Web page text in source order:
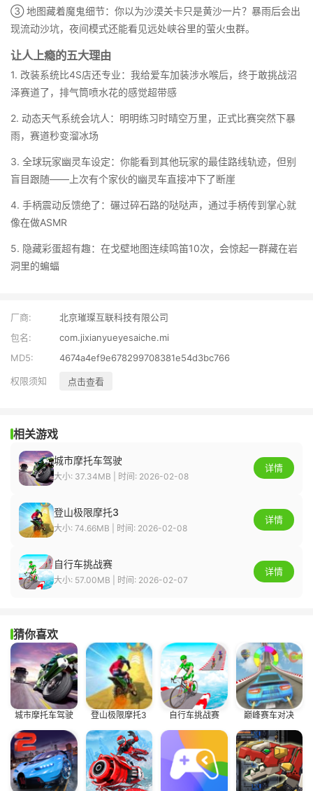
③ 地图藏着魔鬼细节：你以为沙漠关卡只是黄沙一片？暴雨后会出
现流动沙坑，夜间模式还能看见远处峡谷里的萤火虫群。
让人上瘾的五大理由
1. 改装系统比4S店还专业：我给爱车加装涉水喉后，终于敢挑战沼
泽赛道了，排气筒喷水花的感觉超带感
2. 动态天气系统会坑人：明明练习时晴空万里，正式比赛突然下暴
雨，赛道秒变溜冰场
3. 全球玩家幽灵车设定：你能看到其他玩家的最佳路线轨迹，但别
盲目跟随——上次有个家伙的幽灵车直接冲下了断崖
4. 手柄震动反馈绝了：碾过碎石路的哒哒声，通过手柄传到掌心就
像在做ASMR
5. 隐藏彩蛋超有趣：在戈壁地图连续鸣笛10次，会惊起一群藏在岩
洞里的蝙蝠
厂商:
北京璀璨互联科技有限公司
包名:
com.jixianyueyesaiche.mi
MD5:
4674a4ef9e678299708381e54d3bc766
权限须知 点击查看
相关游戏
城市摩托车驾驶
大小: 37.34MB | 时间: 2026-02-08
详情
登山极限摩托3
大小: 74.66MB | 时间: 2026-02-08
详情
自行车挑战赛
大小: 57.00MB | 时间: 2026-02-07
详情
猜你喜欢
城市摩托车驾驶 登山极限摩托3 自行车挑战赛 巅峰赛车对决